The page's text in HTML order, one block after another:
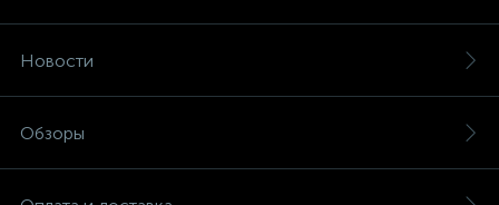
Новости
Обзоры